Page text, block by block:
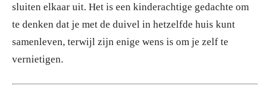
sluiten elkaar uit. Het is een kinderachtige gedachte om
te denken dat je met de duivel in hetzelfde huis kunt
samenleven, terwijl zijn enige wens is om je zelf te
vernietigen.